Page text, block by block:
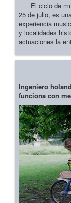
El ciclo de
25 de julio, es
experiencia
y localidades
actuaciones la
Ingeniero
funciona con